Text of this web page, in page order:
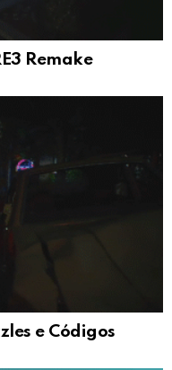
Remake
e Códigos